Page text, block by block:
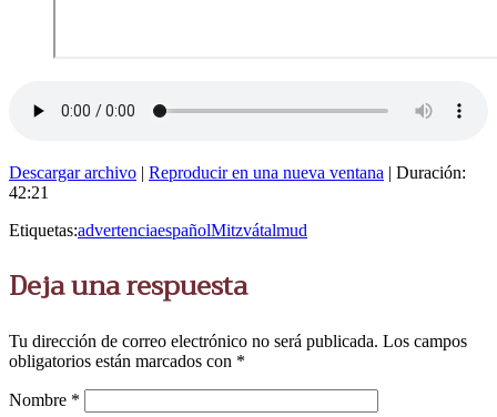
Descargar archivo | Reproducir en una nueva ventana | Duración:
42:21
Etiquetas:advertenciaespañolMitzvátalmud
Deja una respuesta
Tu dirección de correo electrónico no será publicada. Los campos
obligatorios están marcados con *
Nombre *